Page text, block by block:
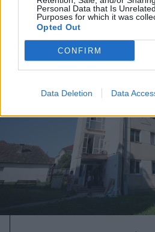
Personal Data that Is
Purposes for which it was
Opted Out
CONFIRM
Data Deletion Data
A rovat további